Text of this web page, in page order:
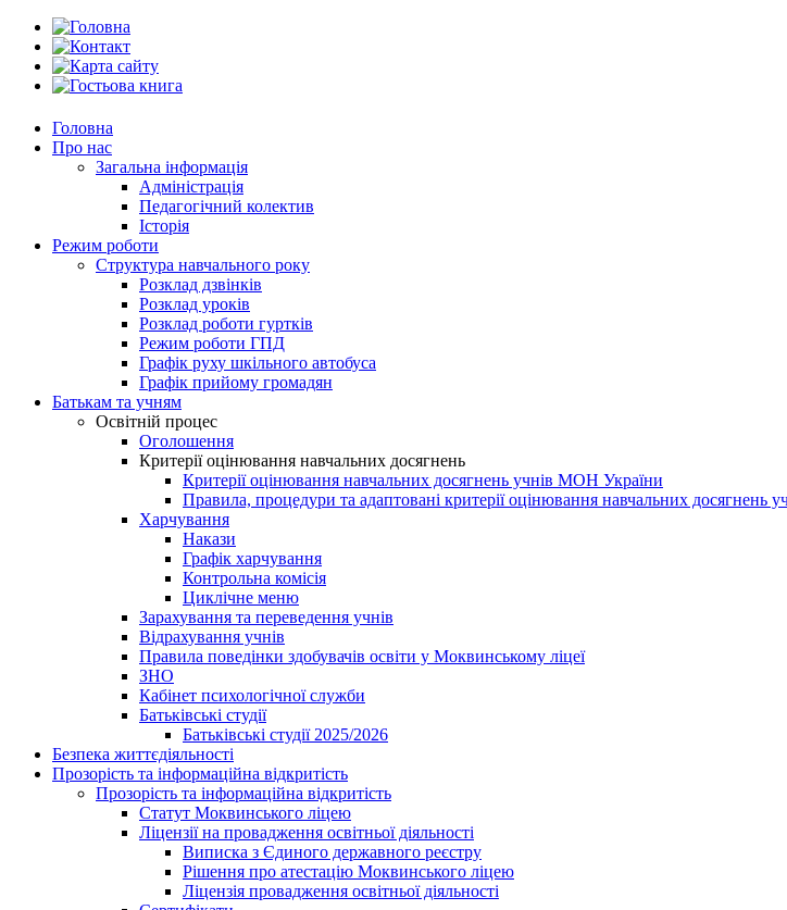
Головна
Про нас
Загальна інформація
Адміністрація
Педагогічний колектив
Історія
Режим роботи
Структура навчального року
Розклад дзвінків
Розклад уроків
Розклад роботи гуртків
Режим роботи ГПД
Графік руху шкільного автобуса
Графік прийому громадян
Батькам та учням
Освітній процес
Оголошення
Критерії оцінювання навчальних досягнень
Критерії оцінювання навчальних досягнень учнів МОН України
Правила, процедури та адаптовані критерії оцінювання навчальних досягнень
Харчування
Накази
Графік харчування
Контрольна комісія
Циклічне меню
Зарахування та переведення учнів
Відрахування учнів
Правила поведінки здобувачів освіти у Моквинському ліцеї
ЗНО
Кабінет психологічної служби
Батьківські студії
Батьківські студії 2025/2026
Безпека життєдіяльності
Прозорість та інформаційна відкритість
Прозорість та інформаційна відкритість
Статут Моквинського ліцею
Ліцензії на провадження освітньої діяльності
Виписка з Єдиного державного реєстру
Рішення про атестацію Моквинського ліцею
Ліцензія провадження освітньої діяльності